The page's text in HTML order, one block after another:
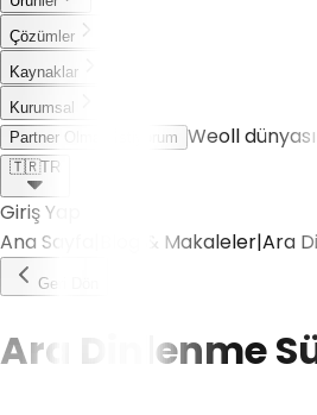
Çözümler
Kaynaklar
Kurumsal
Partner Olmak İstiyorum Weoll dünyası
🇹🇷TR
Giriş Yap
Ana Sayfa
Blog & Makaleler|Ara
Geri Dön
Ara Dinlenme